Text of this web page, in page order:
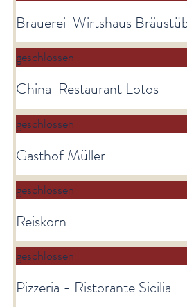
Brauerei-Wirtshaus
geschlossen
China-Restaurant Lotos
geschlossen
Gasthof Müller
geschlossen
Reiskorn
geschlossen
Pizzeria - Ristorante Sicilia